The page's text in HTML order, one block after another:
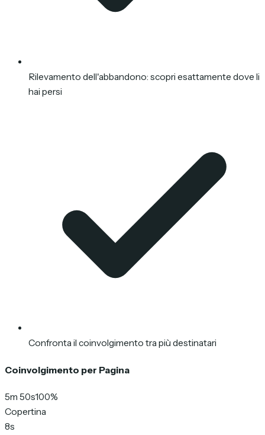
Rilevamento dell'abbandono: scopri esattamente dove li
hai persi
Confronta il coinvolgimento tra più destinatari
Coinvolgimento per Pagina
5m 50s100%
Copertina
8s